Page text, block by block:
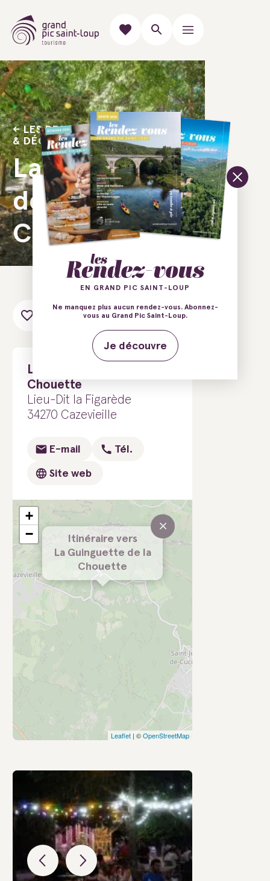
LES RESTAURANTS "VIGNOBLES
& DÉCOUVERTES"
La Guinguette
de la
Chouette
Ajouter au carnet de voyage
La Guinguette de la
Chouette
Lieu-Dit la Figarède
34270 Cazevieille
E-mail Tél.
Site web
Itinéraire vers
La Guinguette de la
Chouette
×
+
−
Leaflet | ©OpenStreetMap
EN GRAND PIC SAINT-LOUP
Ne manquez plus aucun rendez-vous. Abonnez-
vous au Grand Pic Saint-Loup.
Je découvre